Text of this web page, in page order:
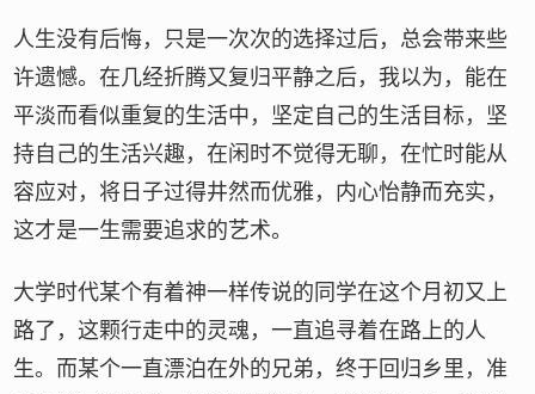
人生没有后悔，只是一次次的选择过后，总会带来些
许遗憾。在几经折腾又复归平静之后，我以为，能在
平淡而看似重复的生活中，坚定自己的生活目标，坚
持自己的生活兴趣，在闲时不觉得无聊，在忙时能从
容应对，将日子过得井然而优雅，内心怡静而充实，
这才是一生需要追求的艺术。
大学时代某个有着神一样传说的同学在这个月初又上
路了，这颗行走中的灵魂，一直追寻着在路上的人
生。而某个一直漂泊在外的兄弟，终于回归乡里，准